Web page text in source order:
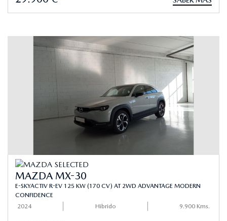
MAZDA MX-30
E-SKYACTIV R-EV 125 KW (170 CV) AT 2WD ADVANTAGE MODERN
CONFIDENCE
2024
Hibrido 9.900 Kms.